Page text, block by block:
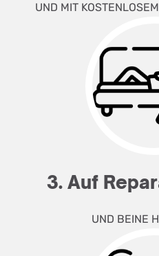
UND MIT
3. Auf
UND BEINE